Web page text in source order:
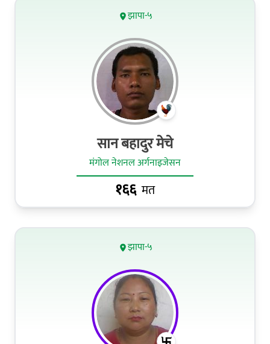
झापा-५
सान बहादुर मेचे
मंगोल नेशनल अर्गनाइजेसन
१६६ मत
झापा-५